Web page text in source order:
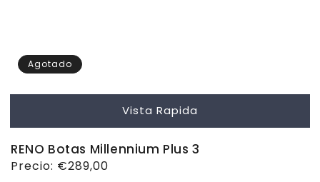
Agotado
Vista Rapida
RENO Botas Millennium Plus 3
Precio
Precio: €289,00